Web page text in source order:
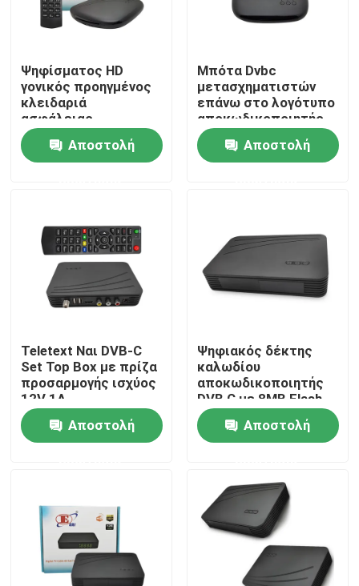
Αρχική Σελίδα
Εμφάνιση VR
Σχετικά με εμάς
Ποιοτικός έλεγχος
επαφή
Μετασχηματιστής TV
Μετασχηματιστής DVBC
Ψηφίσματος HD
γονικός προηγμένος
κλειδαριά
ασφάλειας
αποκωδικοποιητής
TV υποστήριξης
ψηφιακός
Αποστολή
Μπότα Dvbc
μετασχηματιστών
επάνω στο λογότυπο
αποκωδικοποιητής
Hevc 256 7 ημερών
EPG
Αποστολή
Teletext Ναι DVB-C
Set Top Box με πρίζα
προσαρμογής ισχύος
12V 1A
Αποστολή
Ψηφιακός δέκτης
καλωδίου
αποκωδικοποιητής
DVB C με 8MB Flash
και 576i ανάλυση
βίντεο Αποστολή